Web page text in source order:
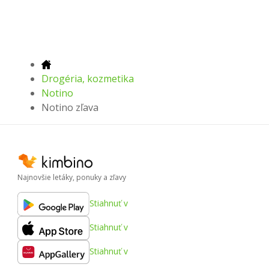
Drogéria, kozmetika
Notino
Notino zľava
Najnovšie letáky, ponuky a zľavy
Stiahnuť v
Stiahnuť v
Stiahnuť v